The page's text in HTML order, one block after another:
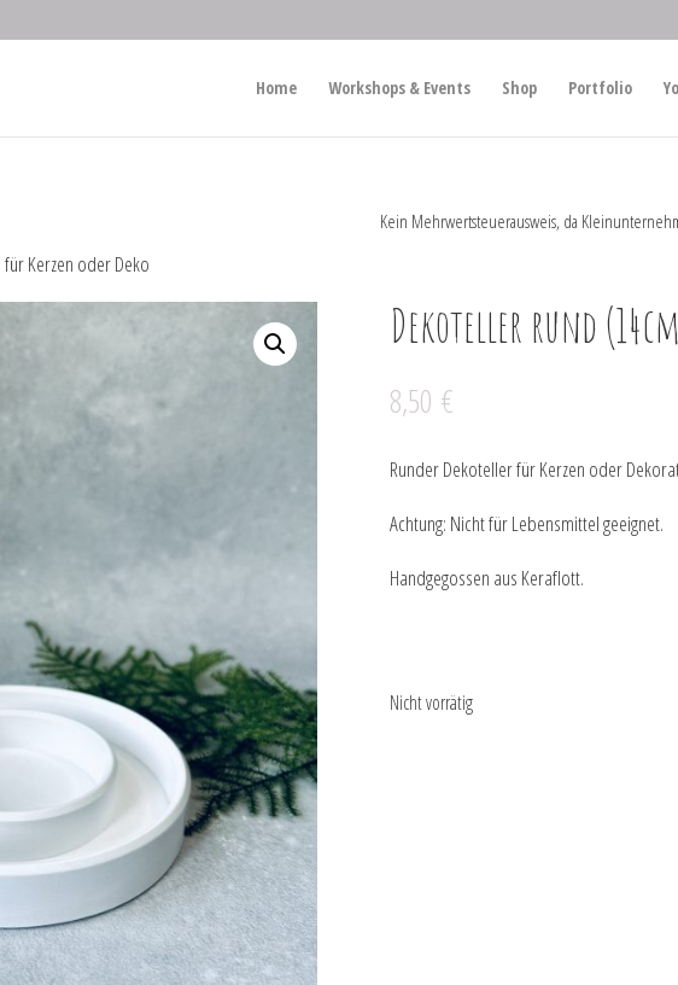
Home Workshops & Events Shop Portfolio
Kein Mehrwertsteuerausweis, da
Kerzen oder Deko
Dekoteller rund
8,50 €
Runder Dekoteller für Kerzen oder
Achtung: Nicht für Lebensmittel geeignet.
Handgegossen aus Keraflott.
Nicht vorrätig